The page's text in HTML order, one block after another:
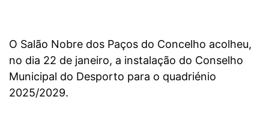
O Salão Nobre dos Paços do Concelho acolheu,
no dia 22 de janeiro, a instalação do Conselho
Municipal do Desporto para o quadriénio
2025/2029.